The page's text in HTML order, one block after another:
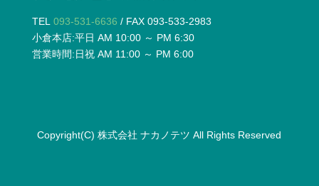
TEL 093-531-6636 / FAX 093-533-2983
小倉本店:平日 AM 10:00 ～ PM 6:30
営業時間:日祝 AM 11:00 ～ PM 6:00
Copyright(C)株式会社 ナカノテツ All Rights Reserved